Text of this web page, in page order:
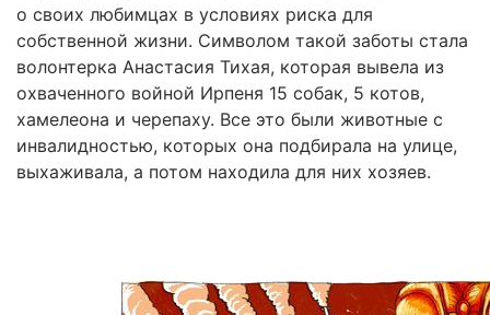
о своих любимцах в условиях риска для
собственной жизни. Символом такой заботы стала
волонтерка Анастасия Тихая, которая вывела из
охваченного войной Ирпеня 15 собак, 5 котов,
хамелеона и черепаху. Все это были животные с
инвалидностью, которых она подбирала на улице,
выхаживала, а потом находила для них хозяев.